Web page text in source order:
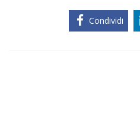
Condividi